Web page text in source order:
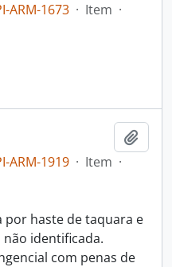
ARM-1673 · Item ·
ARM-1919 · Item ·
por haste de taquara e
identificada.
com penas de